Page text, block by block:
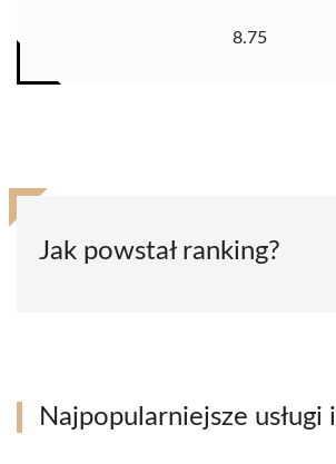
8.75
Jak powstał ranking?
Najpopularniejsze